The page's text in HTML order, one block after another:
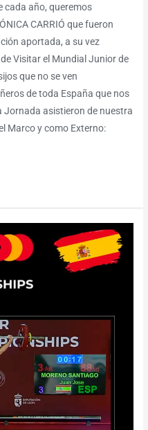
cada año, queremos
CARRIÓ que fueron
aportada, a su vez
Visitar el Mundial Junior de
que no se ven
de toda España que nos
Jornada asistieron de nuestra
Marco y como Externo: